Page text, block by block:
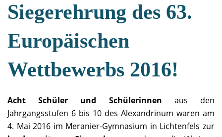
Siegerehrung des 63.
Europäischen
Wettbewerbs 2016!
Acht Schüler und Schülerinnen aus den
Jahrgangsstufen 6 bis 10 des Alexandrinum waren am
4. Mai 2016 im Meranier-Gymnasium in Lichtenfels zur